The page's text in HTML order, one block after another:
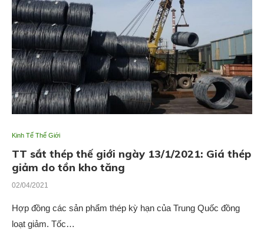
Kinh Tế Thế Giới
TT sắt thép thế giới ngày 13/1/2021: Giá thép
giảm do tồn kho tăng
02/04/2021
Hợp đồng các sản phẩm thép kỳ hạn của Trung Quốc đồng
loạt giảm. Tốc…